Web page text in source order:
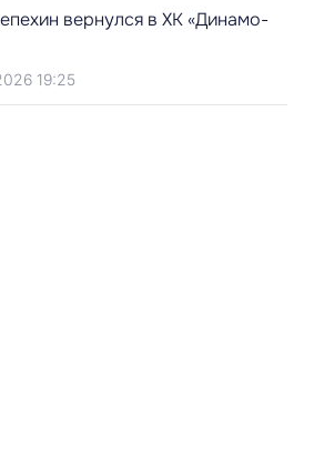
вернулся в ХК «Динамо-
19:25